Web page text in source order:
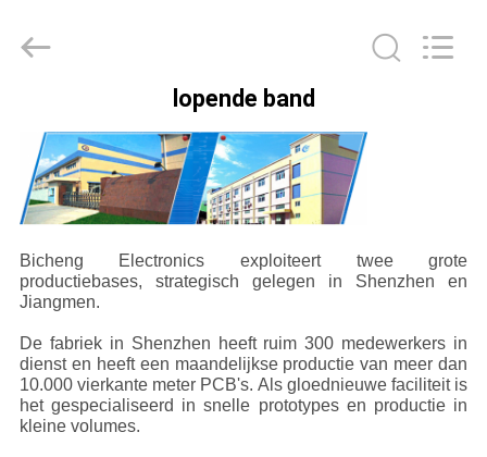
PRODUCTEN
VIDEO'S
ONS
FABRIEKSTOCHT
Technology
lopende band
Bicheng Electronics exploiteert twee grote
productiebases, strategisch gelegen in Shenzhen en
Jiangmen.
De fabriek in Shenzhen heeft ruim 300 medewerkers in
dienst en heeft een maandelijkse productie van meer dan
10.000 vierkante meter PCB's. Als gloednieuwe faciliteit is
het gespecialiseerd in snelle prototypes en productie in
kleine volumes.